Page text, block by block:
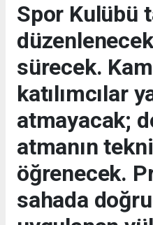
Spor Kulübü
sürecek.
katılımcılar
atmayacak;
atmanın
öğrenecek.
sahada